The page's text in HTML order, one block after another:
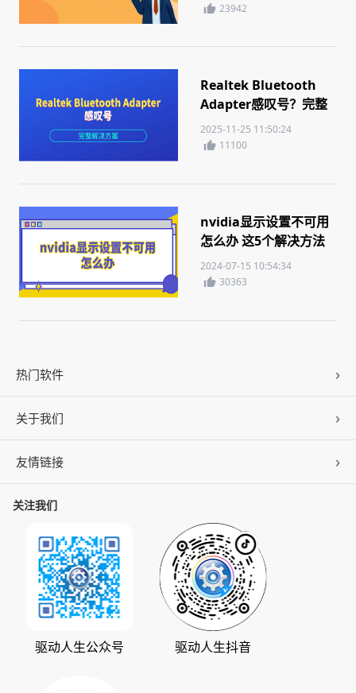
23942
Realtek Bluetooth
Adapter感叹号？完整
解决方案
2025-11-25 11:50:24
11100
nvidia显示设置不可用
怎么办 这5个解决方法
你需要知道
2024-07-15 10:54:34
30363
热门软件
驱动人生
百页窗
数据救星
人生日历
关于我们
公司概况
公司动态
发展历程
支持中心
版权声明
友情链接
ZOL下载
华军软件园
系统之家
下载之家
驱动大师
关注我们
驱动人生公众号 驱动人生抖音